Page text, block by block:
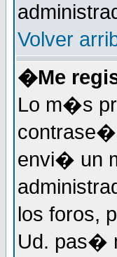
Volver
�Me
Lo m�s
envi� un
los foros,
Ud. pas�